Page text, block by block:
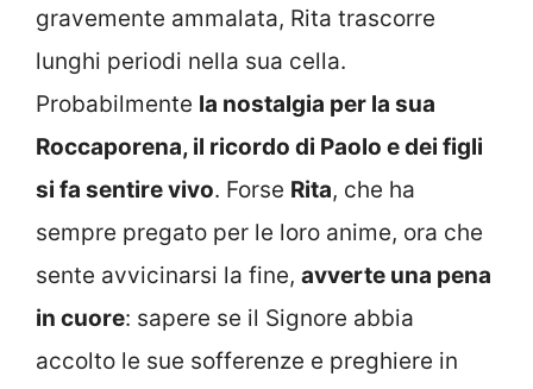
gravemente ammalata, Rita trascorre
lunghi periodi nella sua cella.
Probabilmente la nostalgia per la sua
Roccaporena, il ricordo di Paolo e dei figli
si fa sentire vivo. Forse Rita, che ha
sempre pregato per le loro anime, ora che
sente avvicinarsi la fine, avverte una pena
in cuore: sapere se il Signore abbia
accolto le sue sofferenze e preghiere in